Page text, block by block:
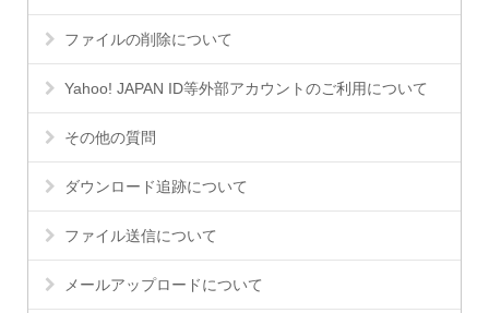
ファイルの削除について
Yahoo! JAPAN ID等外部アカウントのご利用について
その他の質問
ダウンロード追跡について
ファイル送信について
メールアップロードについて